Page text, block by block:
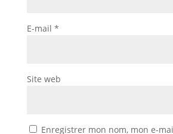
E-mail *
Site web
Enregistrer mon nom, mon e-